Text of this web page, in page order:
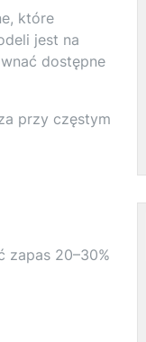
które
jest na
dostępne
przy częstym
zapas 20–30%